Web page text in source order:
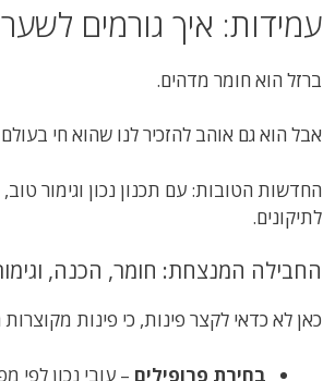
עמידות: איך גורמים
ברזל הוא חומר מדהים.
אבל הוא גם אוהב להזכיר לנו שהוא חי
החדשות הטובות: עם תכנון נכון וגימור
לתיקונים.
החבילה המנצחת: חומר, הכנה,
כאן לא כדאי לקצר פינות, כי פינות
בחירת פרופילים – עובי נכון